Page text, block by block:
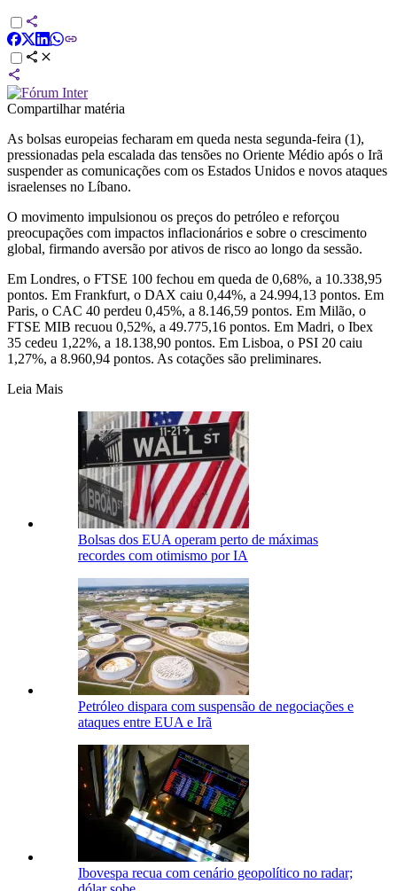
Compartilhar matéria
As bolsas europeias fecharam em queda nesta segunda-feira (1),
pressionadas pela escalada das tensões no Oriente Médio após o Irã
suspender as comunicações com os Estados Unidos e novos ataques
israelenses no Líbano.
O movimento impulsionou os preços do petróleo e reforçou
preocupações com impactos inflacionários e sobre o crescimento
global, firmando aversão por ativos de risco ao longo da sessão.
Em Londres, o FTSE 100 fechou em queda de 0,68%, a 10.338,95
pontos. Em Frankfurt, o DAX caiu 0,44%, a 24.994,13 pontos. Em
Paris, o CAC 40 perdeu 0,45%, a 8.146,59 pontos. Em Milão, o
FTSE MIB recuou 0,52%, a 49.775,16 pontos. Em Madri, o Ibex
35 cedeu 1,22%, a 18.138,90 pontos. Em Lisboa, o PSI 20 caiu
1,27%, a 8.960,94 pontos. As cotações são preliminares.
Leia Mais
Bolsas dos EUA operam perto de máximas
recordes com otimismo por IA
Petróleo dispara com suspensão de negociações e
ataques entre EUA e Irã
Ibovespa recua com cenário geopolítico no radar;